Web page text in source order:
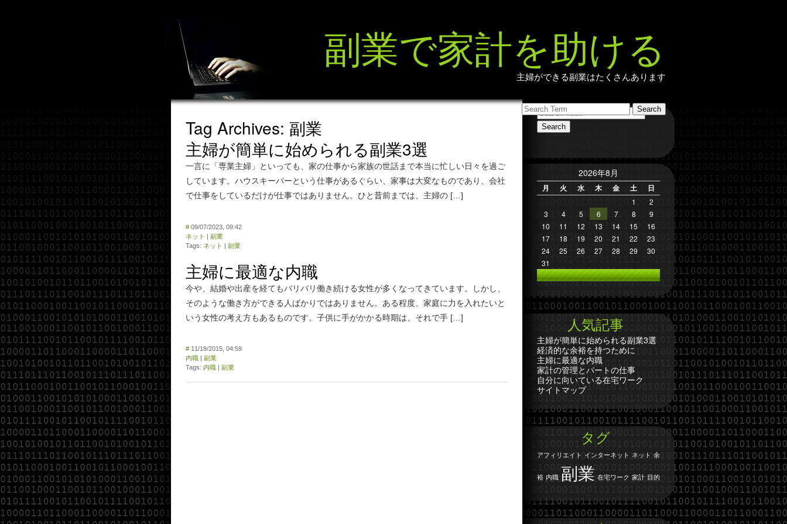
副業で家計を助ける
主婦ができる副業はたくさんあります
Tag Archives: 副業
主婦が簡単に始められる副業3選
一言に「専業主婦」といっても、家の仕事から家族の世話まで本当に忙しい日々を過ご
しています。ハウスキーパーという仕事があるぐらい、家事は大変なものであり、会社
で仕事をしているだけが仕事ではありません。ひと昔前までは、主婦の […]
# 09/07/2023, 09:42
ネット | 副業
Tags: ネット | 副業
主婦に最適な内職
今や、結婚や出産を経てもバリバリ働き続ける女性が多くなってきています。しかし、
そのような働き方ができる人ばかりではありません。ある程度、家庭に力を入れたいと
いう女性の考え方もあるものです。子供に手がかかる時期は、それで手 […]
# 11/19/2015, 04:59
内職
副業
Tags: 内職 副業
2026年8月
月 火 水 木 金 土 日
1
2
3
4 5 6 7 8
9
10
11 12 13 14 15
16
17
18 19 20 21 22
23
24
25 26 27 28 29
30
31
人気記事
主婦が簡単に始められる副業3選
経済的な余裕を持つために
主婦に最適な内職
家計の管理とパートの仕事
自分に向いている在宅ワーク
サイトマップ
タグ
アフィリエイト インターネット ネット 余
裕 内職 副業 在宅ワーク 家計 目的